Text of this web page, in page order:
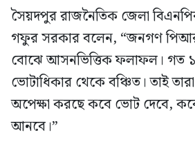
সৈয়দপুর রাজনৈতিক জেলা
গফুর সরকার বলেন, “জনগণ
বোঝে আসনভিত্তিক ফলাফল। গত
ভোটাধিকার থেকে বঞ্চিত। তাই
অপেক্ষা করছে কবে ভোট দেবে,
আনবে।”